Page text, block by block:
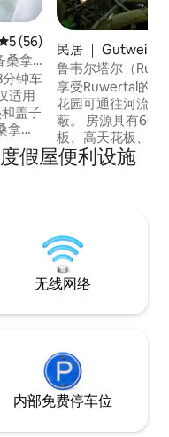
均评分 5 分（满分 5 分）
5 (56)
桑拿
钟车
拿
精心
的床
民居 ｜ Gutweiler
鲁韦尔塔尔（
享受Ruwertal的宁
花园可通往河流，
蔽。 房源具有60
板、高天花板、复
馨舒适。 在俯瞰
餐。 在附近的雷
假屋便利设施
无线网络
内部免费停车位